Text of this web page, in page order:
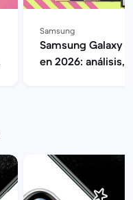
Samsung
Samsung Galaxy
en 2026: análisis,